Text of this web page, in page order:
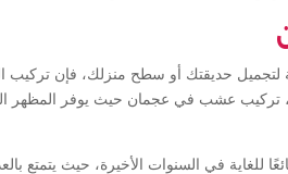
حديقتك أو سطح منزلك، فإن تركيب
تركيب عشب في عجمان حيث يوفر المظهر
في السنوات الأخيرة، حيث يتمتع